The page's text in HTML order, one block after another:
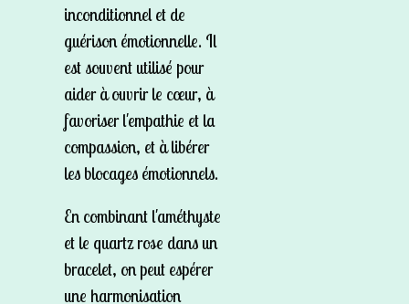
inconditionnel et de
guérison émotionnelle. Il
est souvent utilisé pour
aider à ouvrir le cœur, à
favoriser l'empathie et la
compassion, et à libérer
les blocages émotionnels.
En combinant l'améthyste
et le quartz rose dans un
bracelet, on peut espérer
une harmonisation